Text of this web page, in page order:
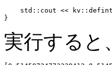
std::cout <<
実行すると